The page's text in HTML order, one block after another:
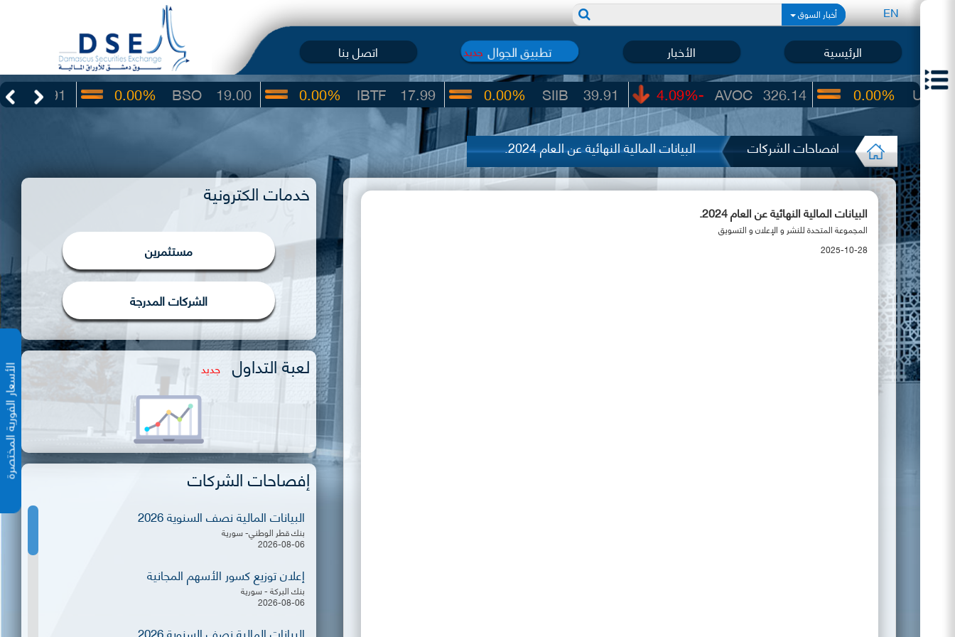
EN أخبار السوق
الرئيسية الأخبار تطبيق الجوال جديد اتصل بنا
19.00
BSO
0.00% 17.99
IBTF
0.00% 39.91
SIIB
0.00% 326.14
AVOC
-4.09% 22.65
UIC
0.00%
افصاحات الشركات البيانات المالية النهائية عن العام 2024.
الأسعار
البيانات المالية النهائية عن العام 2024.
المجموعة المتحدة للنشر و الإعلان و التسويق
2025-10-28
خدمات الكترونية
مستثمرين
الشركات المدرجة
لعبة التداول جديد
إفصاحات الشركات
البيانات المالية نصف السنوية 2026
بنك قطر الوطني- سورية
2026-08-06
إعلان توزيع كسور الأسهم المجانية
بنك البركة - سورية
2026-08-06